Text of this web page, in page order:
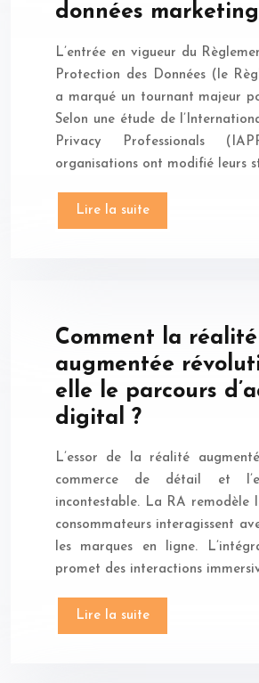
données
L’entrée en vigueur du
Protection des Données (le
a marqué un tournant majeur
Selon une étude de
Privacy Professionals
organisations ont modifié leurs
Lire la suite
Comment la réalité
augmentée
elle le parcours
digital ?
L’essor de la réalité
commerce de détail et
incontestable. La RA remodèle
consommateurs interagissent
les marques en ligne.
promet des interactions
Lire la suite